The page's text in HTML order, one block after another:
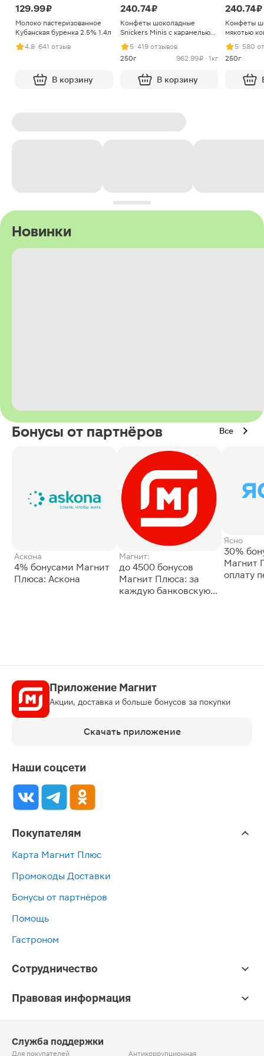
129.99 ₽
Молоко пастеризованное
Кубанская буренка 2.5% 1.4л
4.8· 641 отзыв
В корзину
240.74 ₽
Конфеты шоколадные
Snickers Minis с карамелью
арахисом и нугой
5· 419 отзывов
250г
962.99 ₽ · 1кг
В корзину
240.74 ₽
Конфеты
мякотью
5· 580
250г
Новинки
Бонусы от партнёров Все
Аскона
4% бонусами Магнит
Плюса: Аскона
Магнит:
до 4500 бонусов
Магнит Плюса: за
каждую банковскую
Ясно
30%
Магнит
оплату
Приложение Магнит
Акции, доставка и больше бонусов за покупки
Скачать приложение
Наши соцсети
Покупателям
Карта Магнит Плюс
Промокоды Доставки
Бонусы от партнёров
Помощь
Гастроном
Сотрудничество
Правовая информация
Служба поддержки
Для покупателей Антикоррупционная